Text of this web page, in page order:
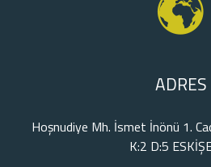
ADRES
Hoşnudiye Mh. İsmet İnönü 1.
K:2 D:5